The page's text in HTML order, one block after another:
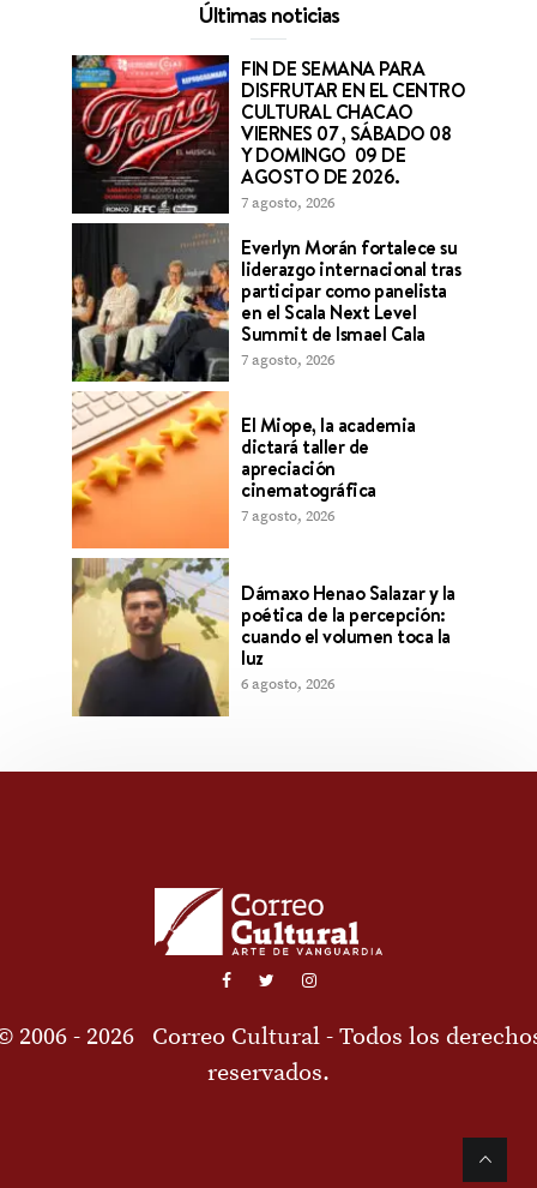
Últimas noticias
FIN DE SEMANA PARA
DISFRUTAR EN EL CENTRO
CULTURAL CHACAO
VIERNES 07 , SÁBADO 08
Y DOMINGO 09 DE
AGOSTO DE 2026.
7 agosto, 2026
Everlyn Morán fortalece su
liderazgo internacional tras
participar como panelista
en el Scala Next Level
Summit de Ismael Cala
7 agosto, 2026
El Miope, la academia
dictará taller de
apreciación
cinematográfica
7 agosto, 2026
Dámaxo Henao Salazar y la
poética de la percepción:
cuando el volumen toca la
luz
6 agosto, 2026
2006 - 2026 Correo Cultural - Todos los
reservados.